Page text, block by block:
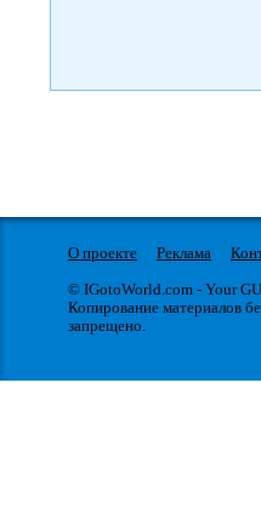
О проекте Реклама
© IGotoWorld.com - Your
Копирование материалов
запрещено.